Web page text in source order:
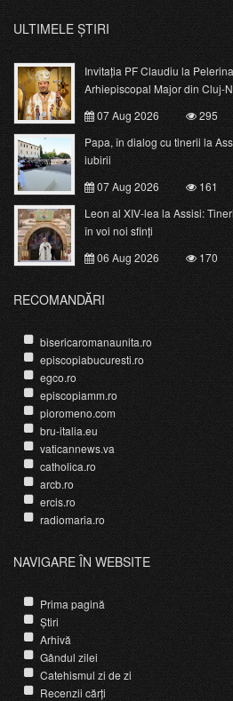
ULTIMELE ȘTIRI
Invitația PF Claudiu la
Arhiepiscopal Major din Cluj-
07 Aug 2026
295
Papa, în dialog cu tinerii la
iubirii
07 Aug 2026
161
Leon al XIV-lea la Assisi:
în voi noi sfinți
06 Aug 2026
170
RECOMANDĂRI
bisericaromanaunita.ro
episcopiabucuresti.ro
egco.ro
episcopiamm.ro
pioromeno.com
bru-italia.eu
vaticannews.va
catholica.ro
arcb.ro
ercis.ro
radiomaria.ro
NAVIGARE ÎN WEBSITE
Prima pagină
Știri
Arhivă
Gândul zilei
Catehismul zi de zi
Recenzii cărți